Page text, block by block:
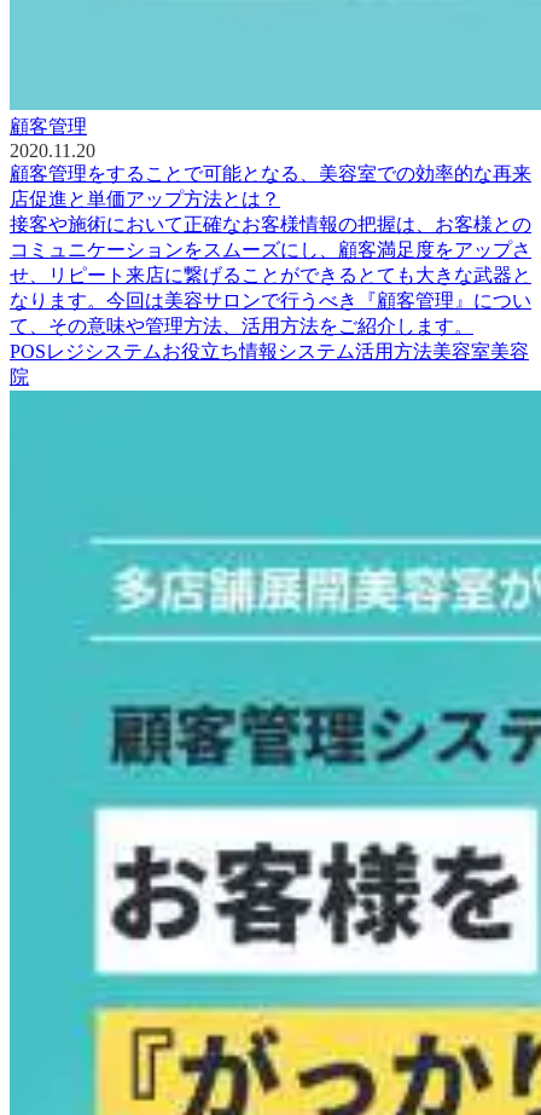
顧客管理
2020.11.20
顧客管理をすることで可能となる、美容室での効率的な再来
店促進と単価アップ方法とは？
接客や施術において正確なお客様情報の把握は、お客様との
コミュニケーションをスムーズにし、顧客満足度をアップさ
せ、リピート来店に繋げることができるとても大きな武器と
なります。今回は美容サロンで行うべき『顧客管理』につい
て、その意味や管理方法、活用方法をご紹介します。
POSレジシステムお役立ち情報 システム活用方法美容室美容
院